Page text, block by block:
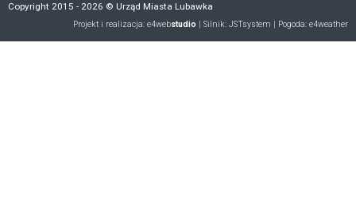
Copyright 2015 - 2026 © Urząd Miasta Lubawka
Projekt i realizacja: e4webstudio | Silnik: JSTsystem | Pogoda: e4weather